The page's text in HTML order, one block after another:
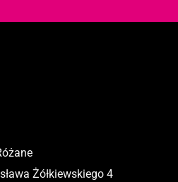
Żółkiewskiego 4